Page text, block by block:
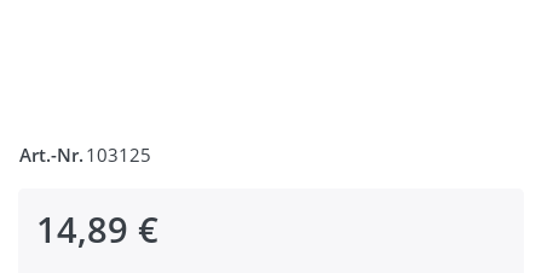
Art.-Nr. 103125
14,89 €